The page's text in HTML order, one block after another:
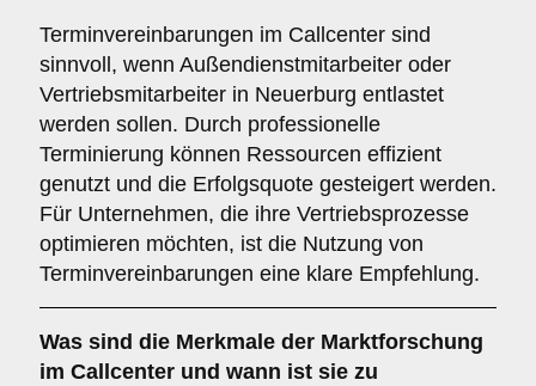
Terminvereinbarungen im Callcenter sind
sinnvoll, wenn Außendienstmitarbeiter oder
Vertriebsmitarbeiter in Neuerburg entlastet
werden sollen. Durch professionelle
Terminierung können Ressourcen effizient
genutzt und die Erfolgsquote gesteigert werden.
Für Unternehmen, die ihre Vertriebsprozesse
optimieren möchten, ist die Nutzung von
Terminvereinbarungen eine klare Empfehlung.
Was sind die Merkmale der Marktforschung
im Callcenter und wann ist sie zu